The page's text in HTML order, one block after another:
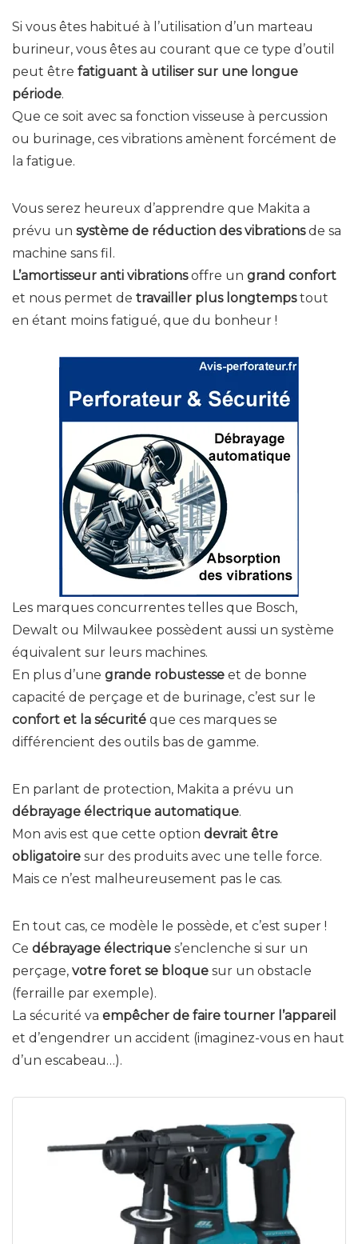
Si vous êtes habitué à l’utilisation d’un marteau
burineur, vous êtes au courant que ce type d’outil
peut être fatiguant à utiliser sur une longue
période.
Que ce soit avec sa fonction visseuse à percussion
ou burinage, ces vibrations amènent forcément de
la fatigue.
Vous serez heureux d’apprendre que Makita a
prévu un système de réduction des vibrationsde sa
machine sans fil.
L’amortisseur anti vibrationsoffre un grand confort
et nous permet de travailler plus longtempstout
en étant moins fatigué, que du bonheur !
Les marques concurrentes telles que Bosch,
Dewalt ou Milwaukee possèdent aussi un système
équivalent sur leurs machines.
En plus d’une grande robustesse et de bonne
capacité de perçage et de burinage, c’est sur le
confort et la sécurité que ces marques se
différencient des outils bas de gamme.
En parlant de protection, Makita a prévu un
débrayage électrique automatique.
Mon avis est que cette option devrait être
obligatoire sur des produits avec une telle force.
Mais ce n’est malheureusement pas le cas.
En tout cas, ce modèle le possède, et c’est super !
Ce débrayage électrique s’enclenche si sur un
perçage, votre foret se bloque sur un obstacle
(ferraille par exemple).
La sécurité va empêcher de faire tourner l’appareil
et d’engendrer un accident (imaginez-vous en haut
d’un escabeau…).